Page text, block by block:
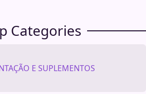
Categories
E SUPLEMENTOS